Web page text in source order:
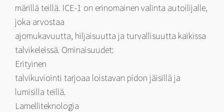
märillä teillä. ICE-1 on erinomainen valinta autoilijalle,
joka arvostaa
ajomukavuutta, hiljaisuutta ja turvallisuutta kaikissa
talvikeleissä. Ominaisuudet:
Erityinen
talvikuviointi tarjoaa loistavan pidon jäisillä ja
lumisilla teillä.
Lamelliteknologia